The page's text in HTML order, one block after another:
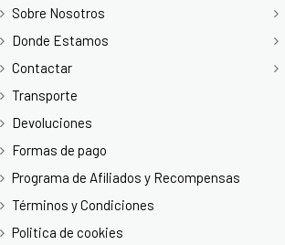
Sobre Nosotros
Donde Estamos
Contactar
Transporte
Devoluciones
Formas de pago
Programa de Afiliados y Recompensas
Términos y Condiciones
Politica de cookies